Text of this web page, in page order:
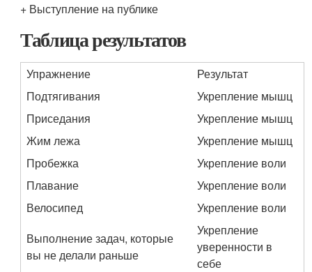
+ Выступление на публике
Таблица результатов
Упражнение
Результат
Подтягивания
Укрепление мышц
Приседания
Укрепление мышц
Жим лежа
Укрепление мышц
Пробежка
Укрепление воли
Плавание
Укрепление воли
Велосипед
Укрепление воли
Выполнение задач, которые
вы не делали раньше
Укрепление
уверенности в
себе